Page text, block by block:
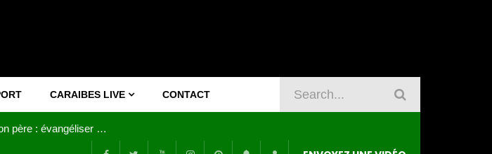
CARAIBES LIVE CONTACT
Joy Clerf Derisier, sur les traces de son père : évangéliser par la musique